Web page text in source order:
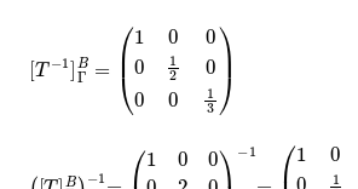
[ 1 Γ
( 001 0 0 )
([T] ΓB )
−1 000 00 03 )− 000 20